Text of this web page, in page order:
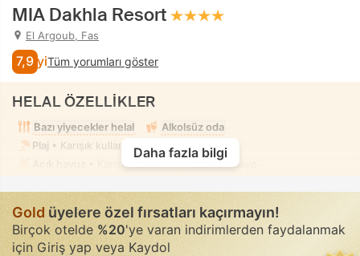
MIA Dakhla Resort
El Argoub, Fas
7,9 İyiTüm yorumları göster
HELAL ÖZELLİKLER
Bazı yiyecekler helal
Alkolsüz oda
Plaj • Karışık kullanım • Tesettür mayo
• Karışık kullanım • Tesettür mayo
Daha fazla bilgi
Goldüyelere özel fırsatları kaçırmayın!
Birçok otelde%20'ye varan indirimlerden faydalanmak
için Giriş yap veya Kaydol